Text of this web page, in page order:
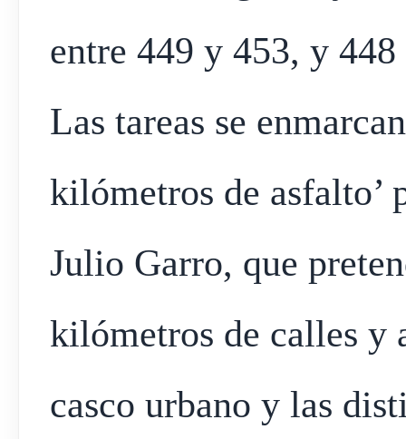
entre 449 y 453, y
Las tareas se
kilómetros de asfalto’
Julio Garro, que
kilómetros de calles y
casco urbano y las